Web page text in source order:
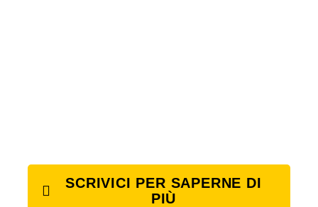
SCRIVICI PER SAPERNE DI
PIÙ